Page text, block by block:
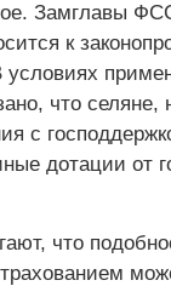
Замглавы
к
условиях
что
с
дотации от
что